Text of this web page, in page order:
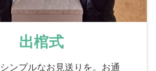
出棺式
ンプルなお見送りを。お通